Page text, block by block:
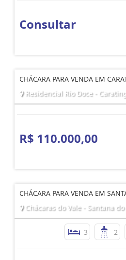
Consultar
CHÁCARA PARA VENDA EM
Residencial Rio Doce -
R$ 110.000,00
CHÁCARA PARA VENDA EM
Chácaras do Vale - Santana do
3 2